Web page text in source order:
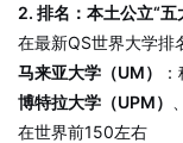
2. 排名：本土公立“
在最新QS世界大学排
马来亚大学（UM）
博特拉大学（UPM）
在世界前150左右